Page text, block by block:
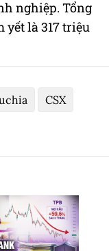
nghiệp. Tổng
là 317 triệu
CSX